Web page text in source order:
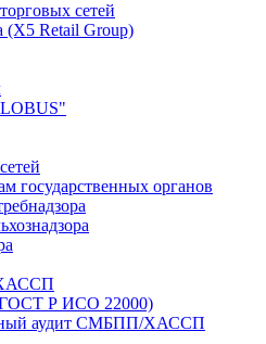
сетей
(X5 Retail Group)
государственных органов
ХАССП
Р ИСО 22000)
аудит СМБПП/ХАССП